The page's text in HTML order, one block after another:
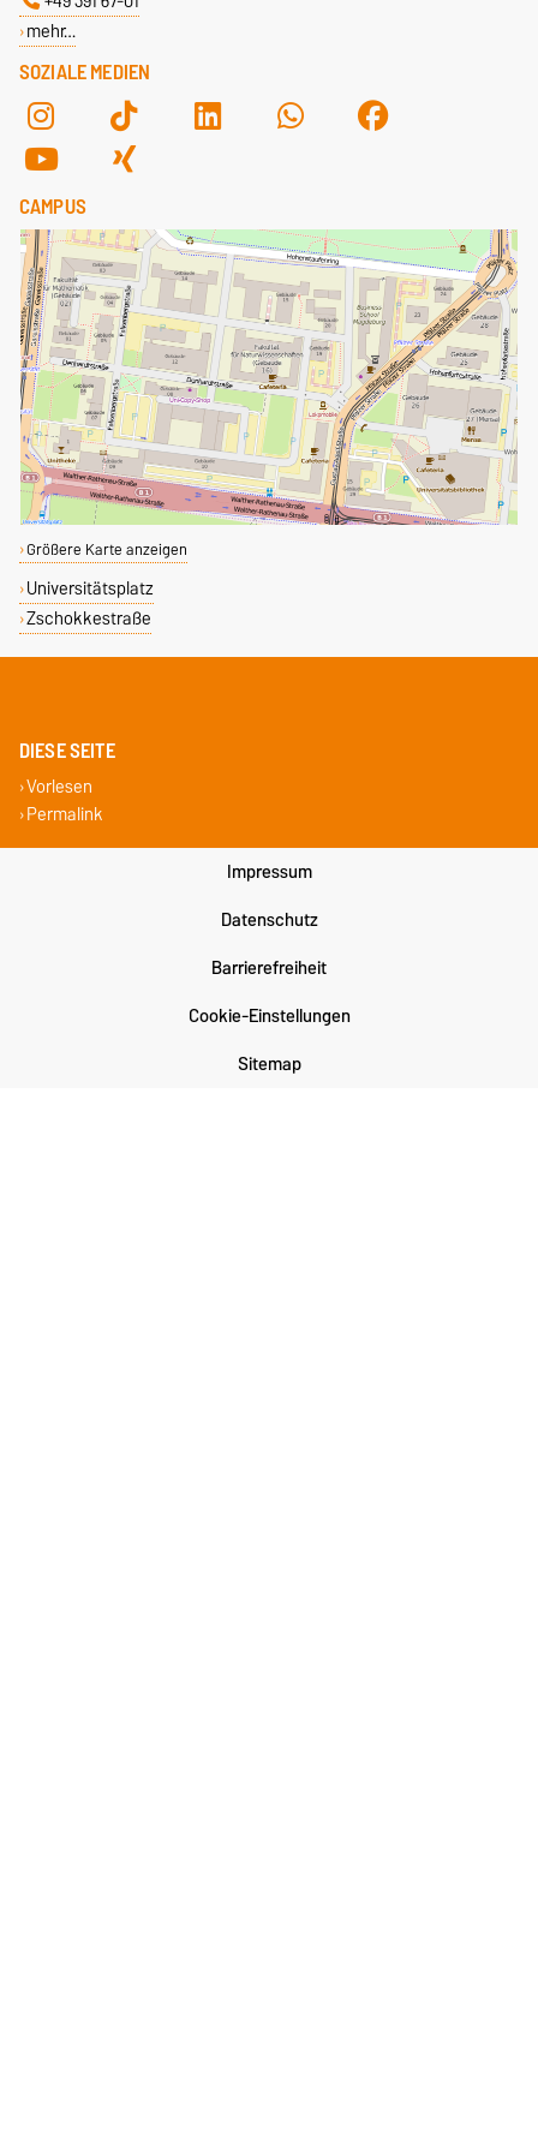
SOZIALE MEDIEN
mehr…
CAMPUS
Größere Karte anzeigen
Universitätsplatz
Zschokkestraße
DIESE SEITE
Vorlesen
Permalink
Impressum
Datenschutz
Barrierefreiheit
Cookie-Einstellungen
Sitemap